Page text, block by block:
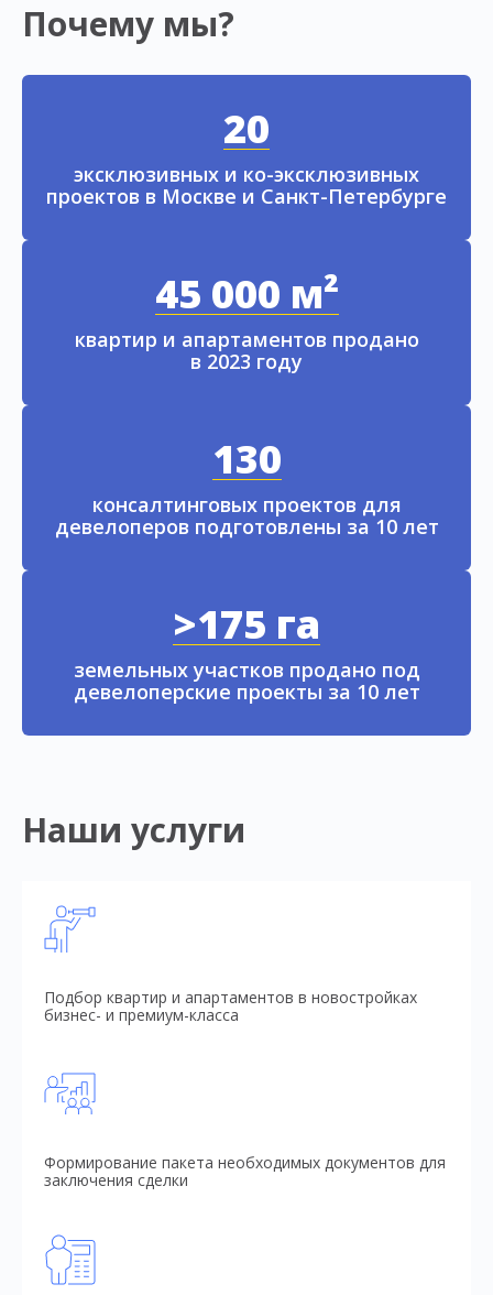
Почему мы?
20
эксклюзивных и ко-эксклюзивных
проектов в Москве и Санкт-Петербурге
45 000 м²
квартир и апартаментов продано
в 2023 году
130
консалтинговых проектов для
девелоперов подготовлены за 10 лет
>175 га
земельных участков продано под
девелоперские проекты за 10 лет
Наши услуги
Подбор квартир и апартаментов в новостройках
бизнес- и премиум-класса
Формирование пакета необходимых документов для
заключения сделки